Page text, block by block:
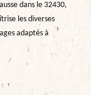
dans le 32430,
les diverses
adaptés à